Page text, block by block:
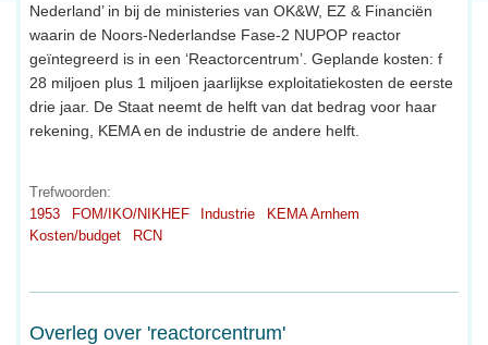
Nederland’ in bij de ministeries van OK&W, EZ & Financiën
waarin de Noors-Nederlandse Fase-2 NUPOP reactor
geïntegreerd is in een ‘Reactorcentrum’. Geplande kosten: f
28 miljoen plus 1 miljoen jaarlijkse exploitatiekosten de eerste
drie jaar. De Staat neemt de helft van dat bedrag voor haar
rekening, KEMA en de industrie de andere helft.
Trefwoorden:
1953
FOM/IKO/NIKHEF Industrie
KEMA Arnhem
Kosten/budget
RCN
Overleg over 'reactorcentrum'